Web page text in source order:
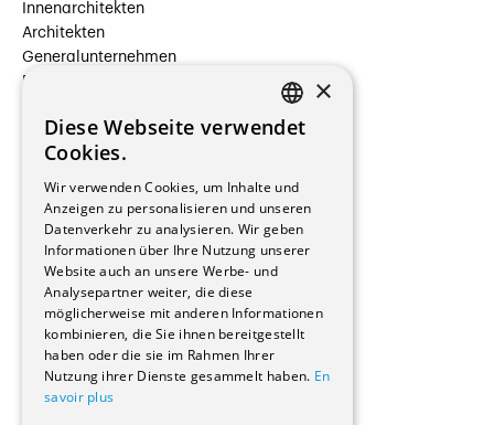
Innenarchitekten
Architekten
Generalunternehmen
Beauftragte Unternehmen
Hersteller/Lieferanten
Bauherrschaften
Immobilienverwaltungsgesellschaften
Stockwerkeigentum
Reportagen
Wohnungen
Renovierungen
Innere Umbauten
Gastgewerbe und Tourismus
Verwaltungsgebäude und Geschäfte
Schuleinrichtungen
Medizinische Einrichtungen
FRENCH
×
Diese Webseite verwendet
Cookies.
Wir verwenden Cookies, um Inhalte und
Anzeigen zu personalisieren und unseren
Datenverkehr zu analysieren. Wir geben
Informationen über Ihre Nutzung unserer
Website auch an unsere Werbe- und
Analysepartner weiter, die diese
möglicherweise mit anderen Informationen
kombinieren, die Sie ihnen bereitgestellt
haben oder die sie im Rahmen Ihrer
Nutzung ihrer Dienste gesammelt haben. En
savoir plus